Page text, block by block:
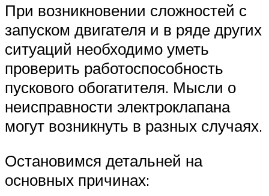
При возникновении сложностей с
запуском двигателя и в ряде других
ситуаций необходимо уметь
проверить работоспособность
пускового обогатителя. Мысли о
неисправности электроклапана
могут возникнуть в разных случаях.
Остановимся детальней на
основных причинах: